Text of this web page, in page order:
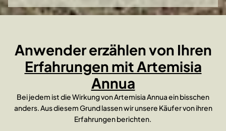
Anwender erzählen von Ihren
Erfahrungen mit Artemisia
Annua
Bei jedem ist die Wirkung von Artemisia Annua ein bisschen
anders. Aus diesem Grund lassen wir unsere Käufer von ihren
Erfahrungen berichten.